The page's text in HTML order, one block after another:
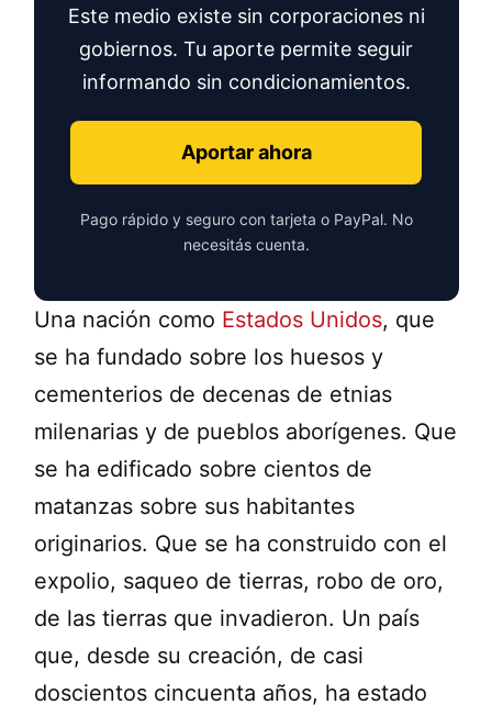
Este medio existe sin corporaciones ni
gobiernos. Tu aporte permite seguir
informando sin condicionamientos.
Aportar ahora
Pago rápido y seguro con tarjeta o PayPal. No
necesitás cuenta.
Una nación como Estados Unidos, que
se ha fundado sobre los huesos y
cementerios de decenas de etnias
milenarias y de pueblos aborígenes. Que
se ha edificado sobre cientos de
matanzas sobre sus habitantes
originarios. Que se ha construido con el
expolio, saqueo de tierras, robo de oro,
de las tierras que invadieron. Un país
que, desde su creación, de casi
doscientos cincuenta años, ha estado